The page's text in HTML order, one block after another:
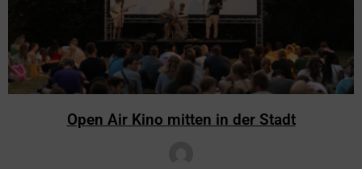
Open Air Kino mitten in der Stadt